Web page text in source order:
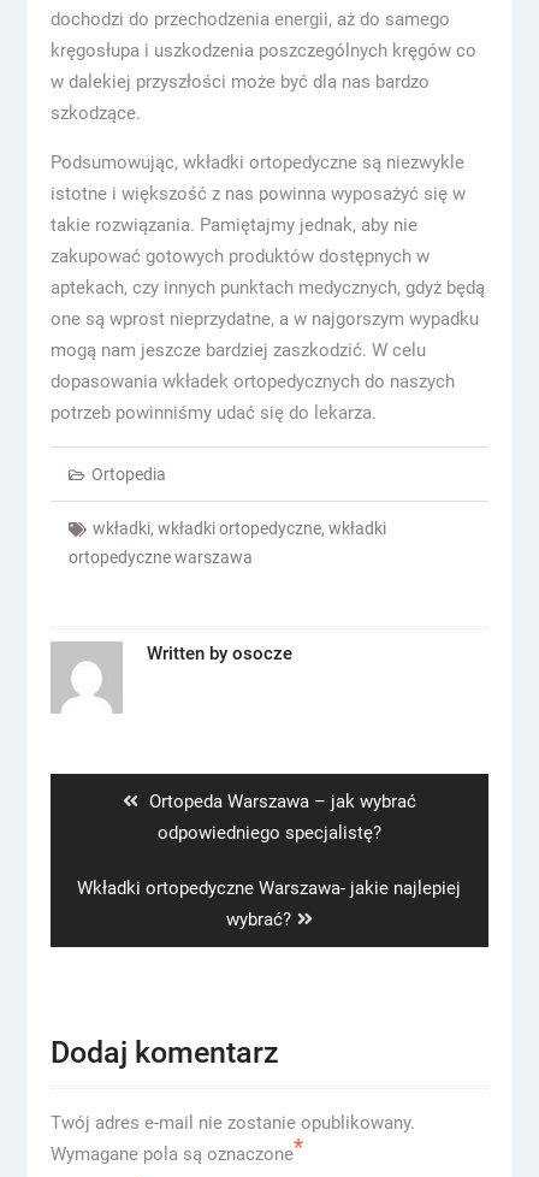
dochodzi do przechodzenia energii, aż do samego
kręgosłupa i uszkodzenia poszczególnych kręgów co
w dalekiej przyszłości może być dla nas bardzo
szkodzące.
Podsumowując, wkładki ortopedyczne są niezwykle
istotne i większość z nas powinna wyposażyć się w
takie rozwiązania. Pamiętajmy jednak, aby nie
zakupować gotowych produktów dostępnych w
aptekach, czy innych punktach medycznych, gdyż będą
one są wprost nieprzydatne, a w najgorszym wypadku
mogą nam jeszcze bardziej zaszkodzić. W celu
dopasowania wkładek ortopedycznych do naszych
potrzeb powinniśmy udać się do lekarza.
Ortopedia
wkładki, wkładki ortopedyczne, wkładki
ortopedyczne warszawa
Written by osocze
Previous
post:
Ortopeda Warszawa – jak wybrać
odpowiedniego specjalistę?
Next
Wkładki ortopedyczne Warszawa- jakie najlepiej
wybrać?
Dodaj komentarz
Twój adres e-mail nie zostanie opublikowany.
Wymagane pola są oznaczone*